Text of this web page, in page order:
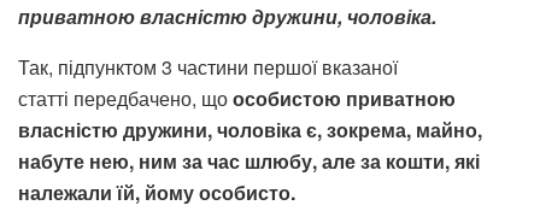
приватною власністю дружини, чоловіка.
Так, підпунктом 3 частини першої вказаної
статті передбачено, щоособистою приватною
власністю дружини, чоловіка є, зокрема, майно,
набуте нею, ним за час шлюбу, але за кошти, які
належали їй, йому особисто.